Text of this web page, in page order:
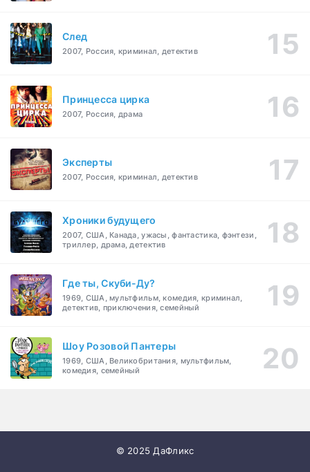
След
2007, Россия, криминал, детектив
Принцесса цирка
2007, Россия, драма
Эксперты
2007, Россия, криминал, детектив
Хроники будущего
2007, США, Канада, ужасы, фантастика, фэнтези,
триллер, драма, детектив
Где ты, Скуби-Ду?
1969, США, мультфильм, комедия, криминал,
детектив, приключения, семейный
Шоу Розовой Пантеры
1969, США, Великобритания, мультфильм,
комедия, семейный
© 2025 ДаФликс